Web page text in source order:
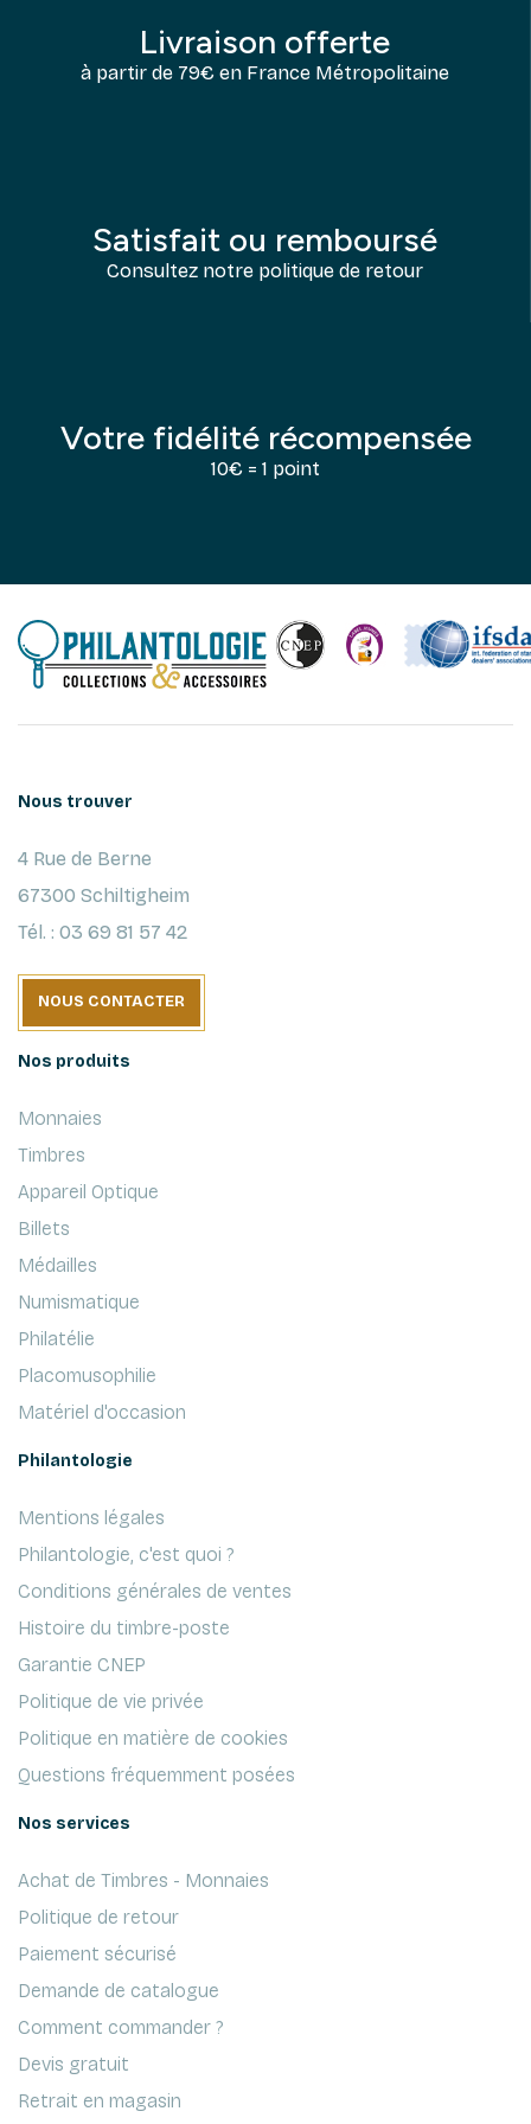
Livraison offerte
à partir de 79€ en France Métropolitaine
Satisfait ou remboursé
Consultez notre politique de retour
Votre fidélité récompensée
10€ = 1 point
Nous trouver
4 Rue de Berne
67300 Schiltigheim
Tél. : 03 69 81 57 42
NOUS CONTACTER
Nos produits
Monnaies
Timbres
Appareil Optique
Billets
Médailles
Numismatique
Philatélie
Placomusophilie
Matériel d'occasion
Philantologie
Mentions légales
Philantologie, c'est quoi ?
Conditions générales de ventes
Histoire du timbre-poste
Garantie CNEP
Politique de vie privée
Politique en matière de cookies
Questions fréquemment posées
Nos services
Achat de Timbres - Monnaies
Politique de retour
Paiement sécurisé
Demande de catalogue
Comment commander ?
Devis gratuit
Retrait en magasin